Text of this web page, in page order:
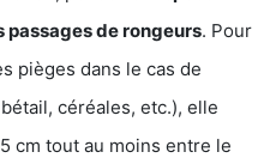
passages de rongeurs. Pour
pièges dans le cas de
céréales, etc.), elle
cm tout au moins entre le